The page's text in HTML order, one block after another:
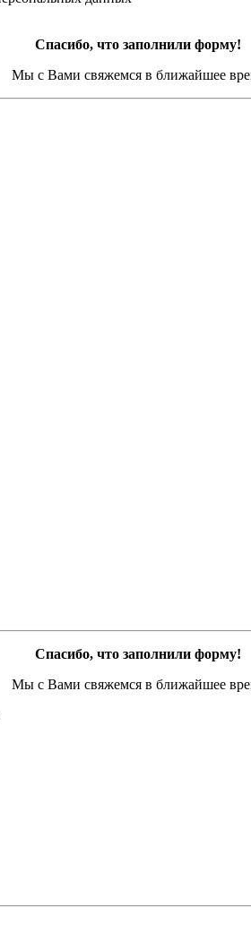
Спасибо, что заполнили форму!
Мы с Вами свяжемся в ближайшее
Спасибо, что заполнили форму!
Мы с Вами свяжемся в ближайшее